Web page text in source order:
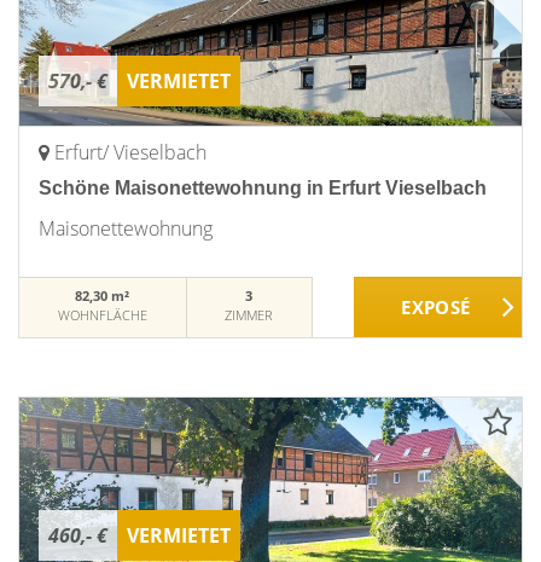
570,- € VERMIETET
Erfurt/ Vieselbach
Schöne Maisonettewohnung in Erfurt Vieselbach
Maisonettewohnung
82,30 m²
WOHNFLÄCHE
3
ZIMMER
460,- € VERMIETET